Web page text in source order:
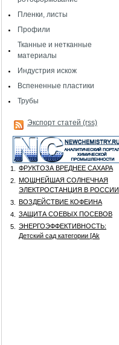
Пленки, листы
Профили
Тканные и нетканные
материалы
Индустрия искож
Вспененные пластики
Трубы
Экспорт статей (rss)
1.
ФРУКТОЗА ВРЕДНЕЕ САХАРА
2.
МОЩНЕЙШАЯ СОЛНЕЧНАЯ
ЭЛЕКТРОСТАНЦИЯ В РОССИИ
3.
ВОЗДЕЙСТВИЕ КОФЕИНА
4.
ЗАЩИТА СОЕВЫХ ПОСЕВОВ
5.
ЭНЕРГОЭФФЕКТИВНОСТЬ:
Детский сад категории [Аk